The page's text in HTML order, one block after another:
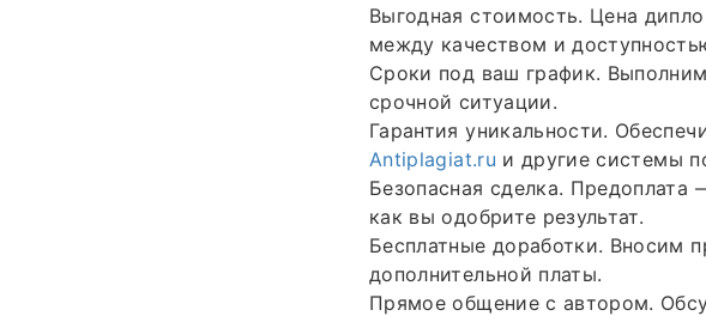
Выгодная стоимость. Цена
между качеством и
Сроки под ваш график.
срочной ситуации.
Гарантия уникальности.
Antiplagiat.ru и другие системы
Безопасная сделка. Предоплата
как вы одобрите результат.
Бесплатные доработки. Вносим
дополнительной платы.
Прямое общение с автором.